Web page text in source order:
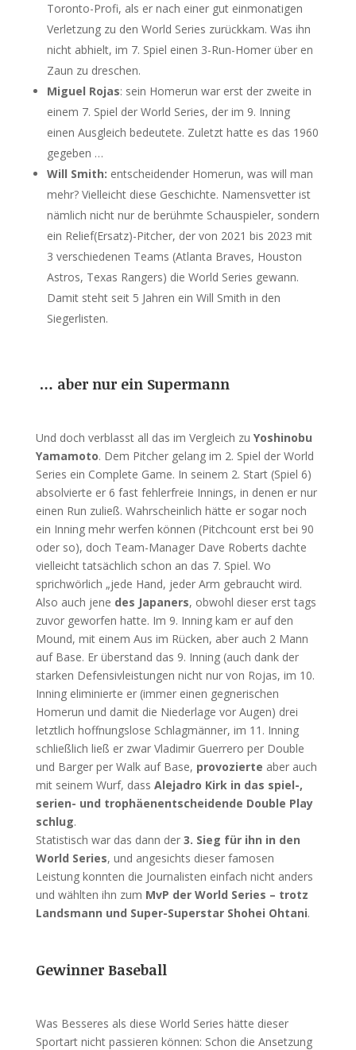
Toronto-Profi, als er nach einer gut einmonatigen
Verletzung zu den World Series zurückkam. Was ihn
nicht abhielt, im 7. Spiel einen 3-Run-Homer über en
Zaun zu dreschen.
Miguel Rojas: sein Homerun war erst der zweite in
einem 7. Spiel der World Series, der im 9. Inning
einen Ausgleich bedeutete. Zuletzt hatte es das 1960
gegeben …
Will Smith: entscheidender Homerun, was will man
mehr? Vielleicht diese Geschichte. Namensvetter ist
nämlich nicht nur de berühmte Schauspieler, sondern
ein Relief(Ersatz)-Pitcher, der von 2021 bis 2023 mit
3 verschiedenen Teams (Atlanta Braves, Houston
Astros, Texas Rangers) die World Series gewann.
Damit steht seit 5 Jahren ein Will Smith in den
Siegerlisten.
… aber nur ein Supermann
Und doch verblasst all das im Vergleich zu Yoshinobu
Yamamoto. Dem Pitcher gelang im 2. Spiel der World
Series ein Complete Game. In seinem 2. Start (Spiel 6)
absolvierte er 6 fast fehlerfreie Innings, in denen er nur
einen Run zuließ. Wahrscheinlich hätte er sogar noch
ein Inning mehr werfen können (Pitchcount erst bei 90
oder so), doch Team-Manager Dave Roberts dachte
vielleicht tatsächlich schon an das 7. Spiel. Wo
sprichwörlich „jede Hand, jeder Arm gebraucht wird.
Also auch jene des Japaners, obwohl dieser erst tags
zuvor geworfen hatte. Im 9. Inning kam er auf den
Mound, mit einem Aus im Rücken, aber auch 2 Mann
auf Base. Er überstand das 9. Inning (auch dank der
starken Defensivleistungen nicht nur von Rojas, im 10.
Inning eliminierte er (immer einen gegnerischen
Homerun und damit die Niederlage vor Augen) drei
letztlich hoffnungslose Schlagmänner, im 11. Inning
schließlich ließ er zwar Vladimir Guerrero per Double
und Barger per Walk auf Base, provozierte aber auch
mit seinem Wurf, dass Alejadro Kirk in das spiel-,
serien- und trophäenentscheidende Double Play
schlug.
Statistisch war das dann der 3. Sieg für ihn in den
World Series, und angesichts dieser famosen
Leistung konnten die Journalisten einfach nicht anders
und wählten ihn zum MvP der World Series – trotz
Landsmann und Super-Superstar Shohei Ohtani.
Gewinner Baseball
Was Besseres als diese World Series hätte dieser
Sportart nicht passieren können: Schon die Ansetzung